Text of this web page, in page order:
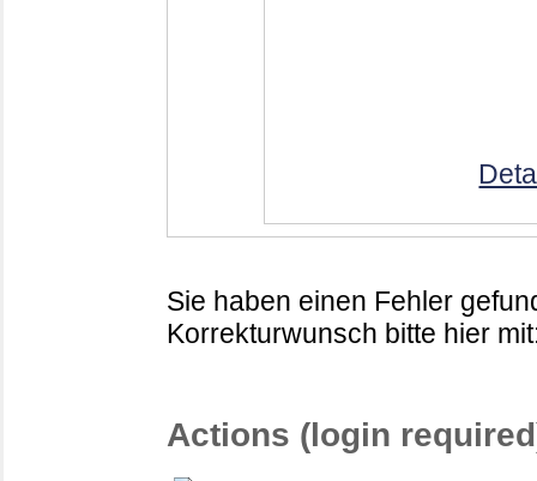
Sie haben einen Fehler
Korrekturwunsch bitte hier
Actions (login